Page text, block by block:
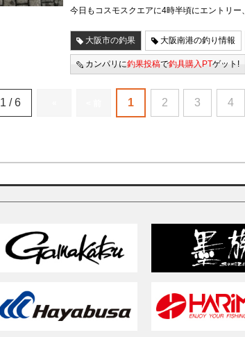
今日もコスモスクエアに4時半頃にエントリ
大阪市の釣果 大阪南港の釣り情報
カンパリに釣果投稿で釣具購入PTゲット!
1 / 6 1 2 3 4